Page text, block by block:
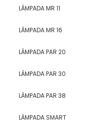
LÂMPADA MR 11
LÂMPADA MR 16
LÂMPADA PAR 20
LÂMPADA PAR 30
LÂMPADA PAR 38
LÂMPADA SMART